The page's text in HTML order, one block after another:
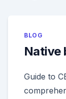
BLOG
Native
Guide to